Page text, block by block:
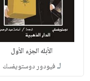
الأبله الجزء الأول
لـفيودور دوستويفسك